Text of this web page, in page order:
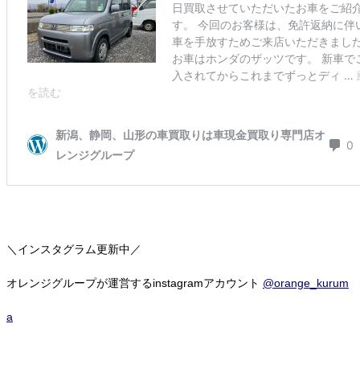
＼インスタグラム更新中／
オレンジグループが運営するinstagramアカウント @orange_kurum
a